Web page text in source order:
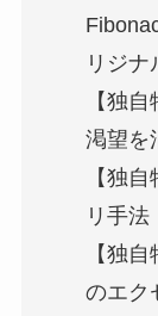
リジナ
【独
渇望を
【独
リ手法
【独
のエク